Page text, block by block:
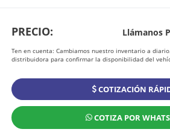
PRECIO: Llámanos
Ten en cuenta: Cambiamos nuestro inventario a
distribuidora para confirmar la disponibilidad del
COTIZACIÓN
COTIZA POR